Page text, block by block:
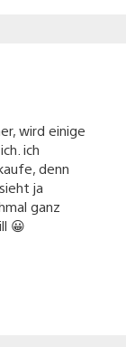
wird einige
ich
denn
ja
ganz
😀